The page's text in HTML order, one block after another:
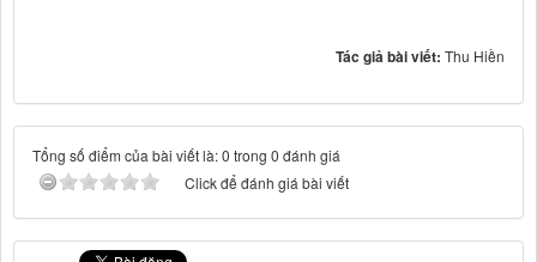
Tác giả bài viết: Thu Hiền
Tổng số điểm của bài viết là: 0 trong 0 đánh giá
Click để đánh giá bài viết